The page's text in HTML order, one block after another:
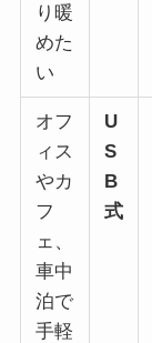
り暖
めた
い
オフ
ィス
やカ
フ
ェ、
車中
泊で
手軽
U
S
B
式